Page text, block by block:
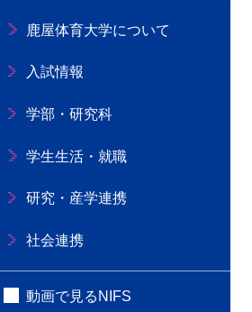
鹿屋体育大学について
入試情報
学部・研究科
学生生活・就職
研究・産学連携
社会連携
動画で見るNIFS